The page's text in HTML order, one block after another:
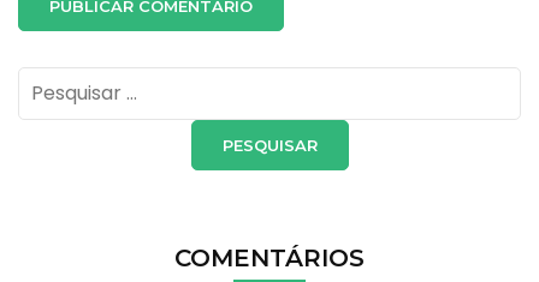
Pesquisar
por:
COMENTÁRIOS